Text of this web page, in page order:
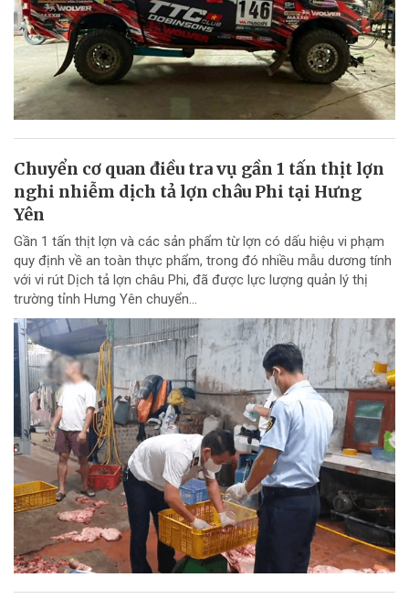
Chuyển cơ quan điều tra vụ gần 1 tấn thịt lợn
nghi nhiễm dịch tả lợn châu Phi tại Hưng
Yên
Gần 1 tấn thịt lợn và các sản phẩm từ lợn có dấu hiệu vi phạm
quy định về an toàn thực phẩm, trong đó nhiều mẫu dương tính
với vi rút Dịch tả lợn châu Phi, đã được lực lượng quản lý thị
trường tỉnh Hưng Yên chuyển...